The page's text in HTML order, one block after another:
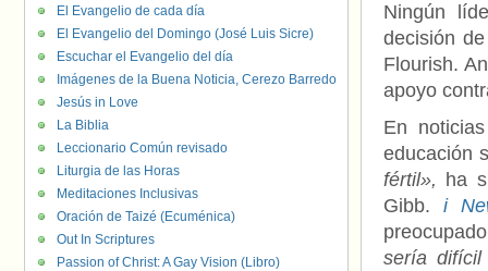
Ningún
decisión
Flourish.
apoyo
En
educación
fértil», ha
Gibb. i
sería difícil
El Evangelio de cada día
El Evangelio del Domingo (José Luis Sicre)
Escuchar el Evangelio del día
Imágenes de la Buena Noticia, Cerezo Barredo
Jesús in Love
La Biblia
Leccionario Común revisado
Liturgia de las Horas
Meditaciones Inclusivas
Oración de Taizé (Ecuménica)
Out In Scriptures
Passion of Christ: A Gay Vision (Libro)